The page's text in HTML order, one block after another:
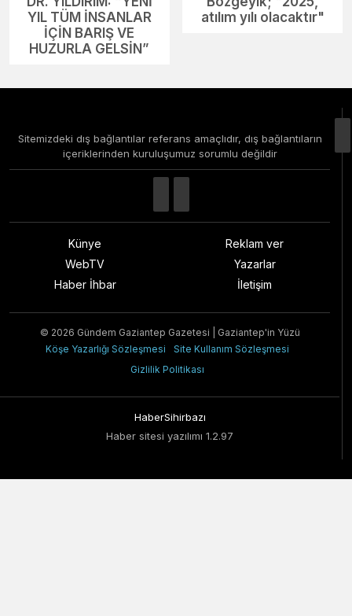
YIL TÜM İNSANLAR
İÇİN BARIŞ VE
HUZURLA GELSİN”
atılım yılı olacaktır"
Sitemizdeki dış bağlantılar referans amaçlıdır, dış bağlantıların
içeriklerinden kuruluşumuz sorumlu değildir
Künye
WebTV
Haber İhbar
Reklam ver
Yazarlar
İletişim
© 2026 Gündem Gaziantep Gazetesi | Gaziantep'in Yüzü
Köşe Yazarlığı Sözleşmesi
Site Kullanım Sözleşmesi
Gizlilik Politikası
HaberSihirbazı
Haber sitesi yazılımı 1.2.97